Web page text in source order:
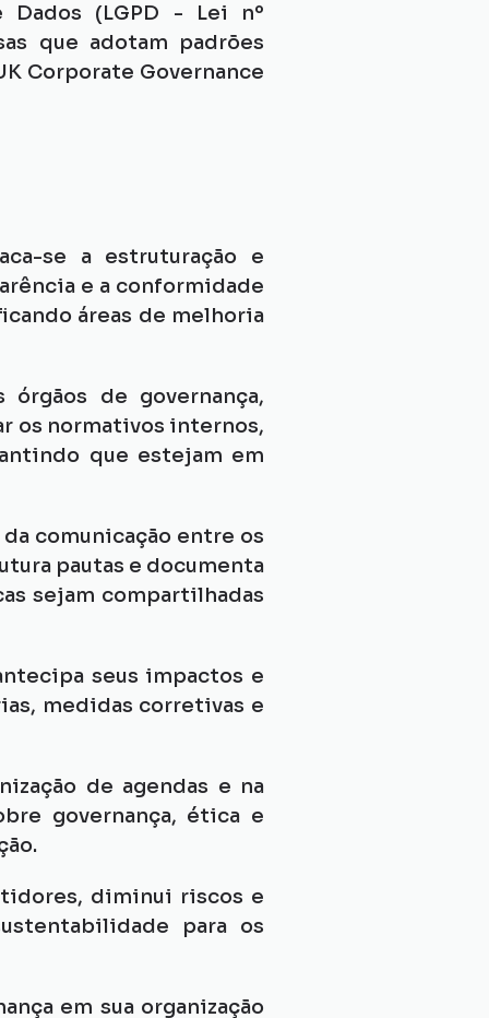
Dados (LGPD - Lei nº
que adotam padrões
Corporate Governance
se a estruturação e
e a conformidade
áreas de melhoria
de governança,
os normativos internos,
que estejam em
comunicação entre os
pautas e documenta
sejam compartilhadas
seus impactos e
medidas corretivas e
de agendas e na
governança, ética e
diminui riscos e
para os
em sua organização